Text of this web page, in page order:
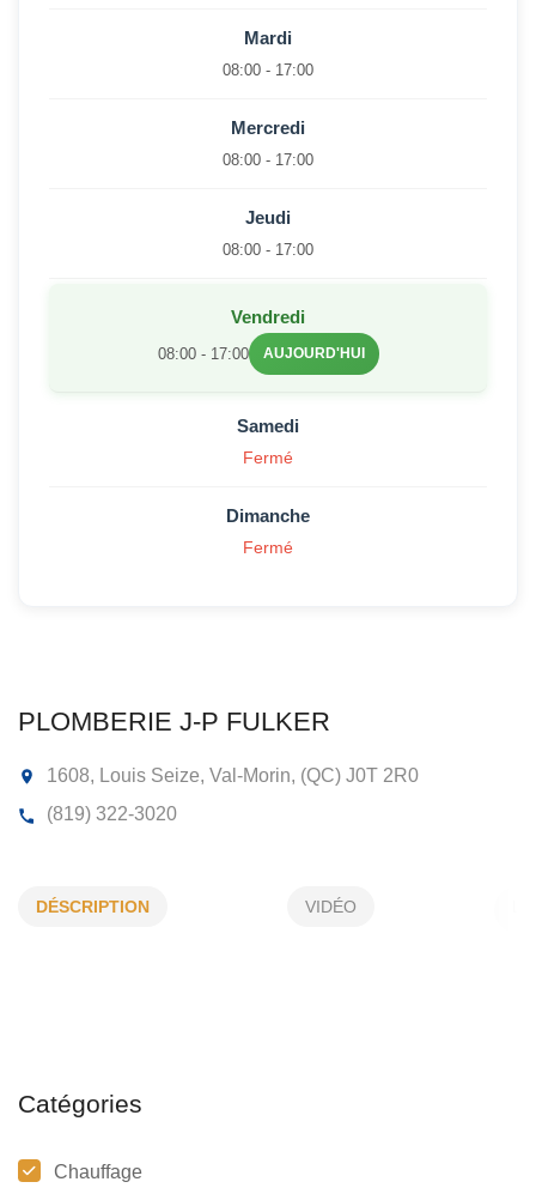
PLOMBERIE J-P FULKER
DÉSCRIPTION VIDÉO
Catégories
Chauffage
Mardi
08:00 - 17:00
Mercredi
08:00 - 17:00
Jeudi
08:00 - 17:00
Vendredi
08:00 - 17:00 AUJOURD'HUI
Samedi
Fermé
Dimanche
Fermé